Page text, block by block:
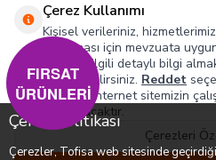
Çerez Politikası
Çerezler, Tofisa web sitesinde
0
Hızlı Erişim
Sosyal
Adres & İletişim
Çerez Kullanımı
Kişisel verileriniz,
sunulması için mevzuata
Konuyla ilgili detaylı bilgi
inceleyebilirsiniz. Reddet
yalnızca internet sitemizin
kullanılacaktır.
Çerezleri
FIRSAT
ÜRÜNLERİ